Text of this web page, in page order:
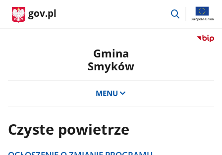
gov.pl
przejdź
Przejdź
Gmina
Smyków
MENU
Czyste powietrze